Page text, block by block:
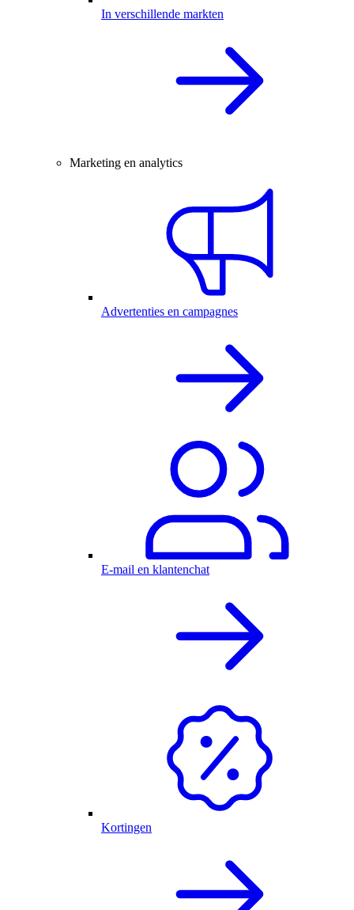
In verschillende markten
Marketing en analytics
Advertenties en campagnes
E-mail en klantenchat
Kortingen